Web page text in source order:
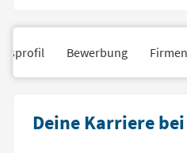
Bewerbung
Deine Karriere bei